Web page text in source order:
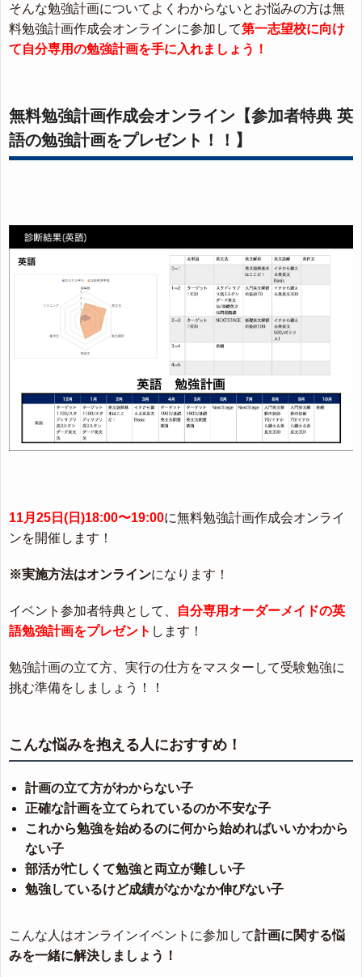
そんな勉強計画についてよくわからないとお悩みの方は無
料勉強計画作成会オンラインに参加して第一志望校に向け
て自分専用の勉強計画を手に入れましょう！
無料勉強計画作成会オンライン【参加者特典 英
語の勉強計画をプレゼント！！】
11月25日(日)18:00〜19:00に無料勉強計画作成会オンライ
ンを開催します！
※実施方法はオンラインになります！
イベント参加者特典として、
自分専用オーダーメイドの英
語勉強計画をプレゼント します！
勉強計画の立て方、実行の仕方をマスターして受験勉強に
挑む準備をしましょう！！
こんな悩みを抱える人におすすめ！
計画の立て方がわからない子
正確な計画を立てられているのか不安な子
これから勉強を始めるのに何から始めればいいかわから
ない子
部活が忙しくて勉強と両立が難しい子
勉強しているけど成績がなかなか伸びない子
こんな人はオンラインイベントに参加して計画に関する悩
みを一緒に解決しましょう！